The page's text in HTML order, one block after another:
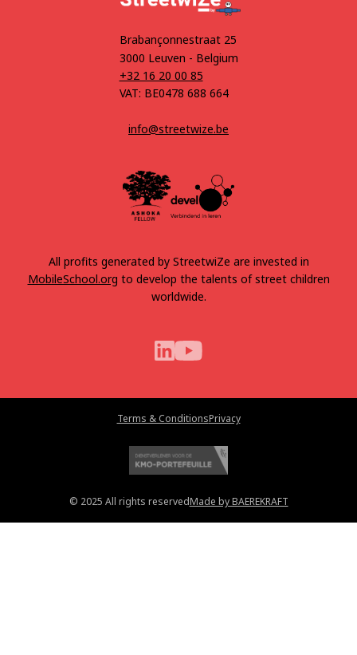
Brabançonnestraat 25
3000 Leuven - Belgium
+32 16 20 00 85
VAT: BE0478 688 664
info@streetwize.be
All profits generated by StreetwiZe are invested in
MobileSchool.org to develop the talents of street children
worldwide.
Terms & ConditionsPrivacy
© 2025 All rights reservedMade by BAEREKRAFT